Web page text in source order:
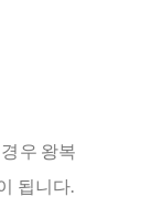
우 왕복
됩니다.